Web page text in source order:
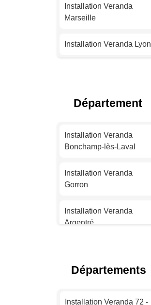
Installation Veranda
Marseille
Installation Veranda Lyon
Installation Veranda Nice
Installation Veranda
Nantes
Installation Veranda
Strasbourg
Installation Veranda
Montpellier
Département
Installation Veranda
Bonchamp-lès-Laval
Installation Veranda
Gorron
Installation Veranda
Argentré
Meslay-du-Maine
Départements
Installation Veranda 72 -